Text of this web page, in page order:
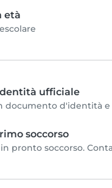
età
ufficiale
documento d'identità
soccorso
pronto soccorso.